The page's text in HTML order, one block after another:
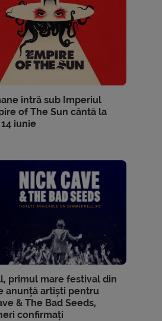
intră sub Imperiul
of The Sun cântă la
iunie
primul mare festival din
anunță artiști pentru
& The Bad Seeds,
confirmați